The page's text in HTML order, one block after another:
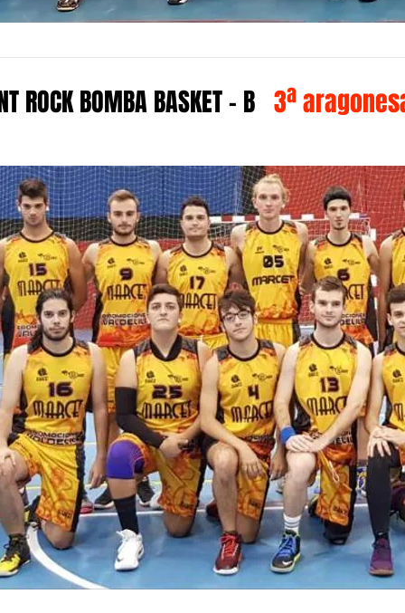
ROCK BOMBA BASKET - B 3ª